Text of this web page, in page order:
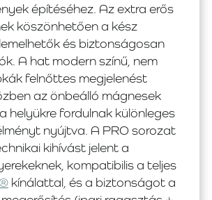
építéséhez. Az extra erős
köszönhetően a kész
és biztonságosan
A hat modern színű, nem
felnőttes megjelenést
az önbeálló mágnesek
helyükre fordulnak különleges
nyújtva. A PRO sorozat
kihívást jelent a
kompatibilis a teljes
kínálattal, és a biztonságot a